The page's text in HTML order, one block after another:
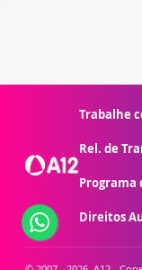
Trabalhe
Rel. de
Programa
Direitos